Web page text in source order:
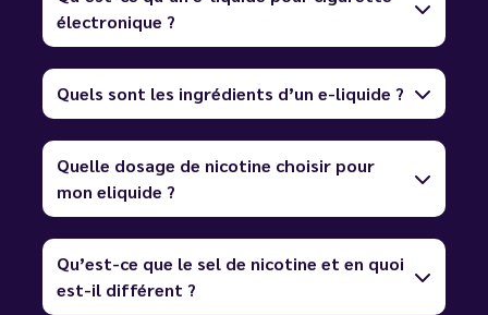
électronique ?
Quels sont les ingrédients d’un e-liquide ?
Quelle dosage de nicotine choisir pour
mon eliquide ?
Qu’est-ce que le sel de nicotine et en quoi
est-il différent ?